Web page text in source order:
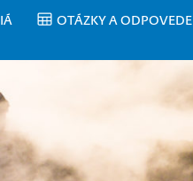
OTÁZKY A ODPOVEDE